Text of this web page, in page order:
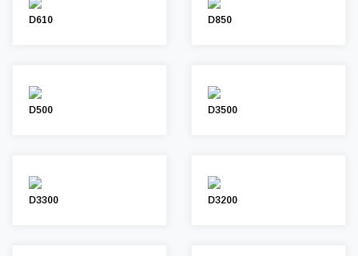
D610 D850
D500 D3500
D3300 D3200